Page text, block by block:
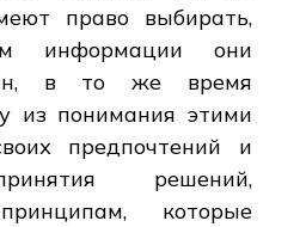
право выбирать,
информации они
в то же время
из понимания этими
предпочтений и
решений,
которые